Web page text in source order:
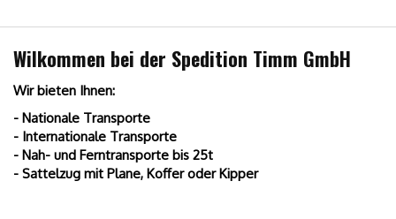
Wilkommen bei der Spedition Timm GmbH
Wir bieten Ihnen:
- Nationale Transporte
- Internationale Transporte
- Nah- und Ferntransporte bis 25t
- Sattelzug mit Plane, Koffer oder Kipper